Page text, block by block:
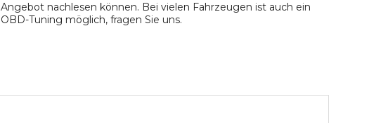
Angebot nachlesen können. Bei vielen Fahrzeugen ist auch ein
OBD-Tuning möglich, fragen Sie uns.